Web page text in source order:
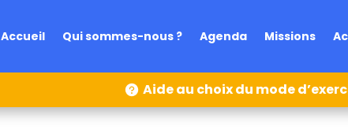
Accueil Qui sommes-nous ? Agenda Missions
Aide au choix du mode